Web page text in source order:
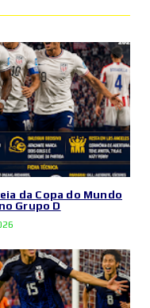
da Copa do Mundo
Grupo D